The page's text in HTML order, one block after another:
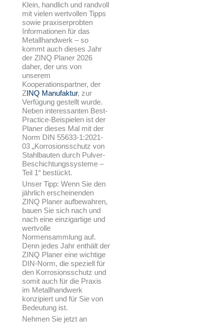
Klein, handlich und randvoll
mit vielen wertvollen Tipps
sowie praxiserprobten
Informationen für das
Metallhandwerk – so
kommt auch dieses Jahr
der ZINQ Planer 2026
daher, der uns von
unserem
Kooperationspartner, der
ZINQ Manufaktur, zur
Verfügung gestellt wurde.
Neben interessanten Best-
Practice-Beispielen ist der
Planer dieses Mal mit der
Norm DIN 55633-1:2021-
03 „Korrosionsschutz von
Stahlbauten durch Pulver-
Beschichtungssysteme –
Teil 1“ bestückt.
Unser Tipp: Wenn Sie den
jährlich erscheinenden
ZINQ Planer aufbewahren,
bauen Sie sich nach und
nach eine einzigartige und
wertvolle
Normensammlung auf.
Denn jedes Jahr enthält der
ZINQ Planer eine wichtige
DIN-Norm, die speziell für
den Korrosionsschutz und
somit auch für die Praxis
im Metallhandwerk
konzipiert und für Sie von
Bedeutung ist.
Nehmen Sie jetzt an